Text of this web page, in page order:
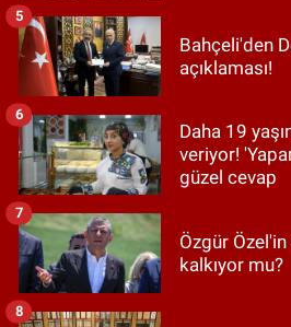
Bahçeli'den
açıklaması!
5
Daha 19
veriyor!
güzel cevap
6
Özgür Özel'in
kalkıyor mu?
7
8